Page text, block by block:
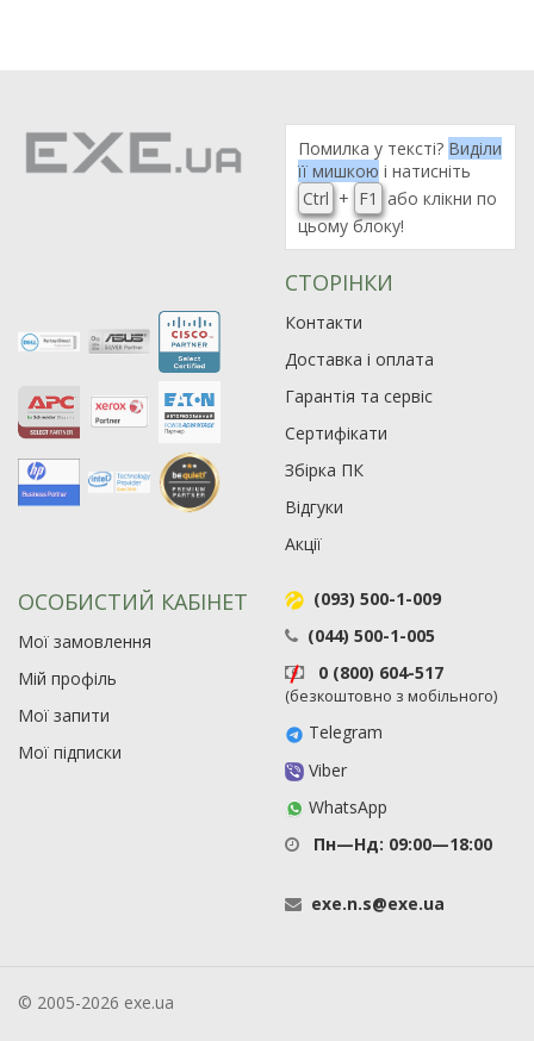
19
Помилка у тексті? Виділи
її мишкою і натисніть
Ctrl + F1
або клікни по
цьому блоку!
СТОРІНКИ
Контакти
Доставка і оплата
Гарантія та сервіс
Сертифікати
Збірка ПК
Відгуки
Акції
ОСОБИСТИЙ КАБІНЕТ
Мої замовлення
Мій профіль
Мої запити
Мої підписки
(093) 500-1-009
(044) 500-1-005
0 (800) 604-517
(безкоштовно з мобільного)
Telegram
Viber
WhatsApp
Пн—Нд: 09:00—18:00
exe.n.s@exe.ua
© 2005-2026 exe.ua